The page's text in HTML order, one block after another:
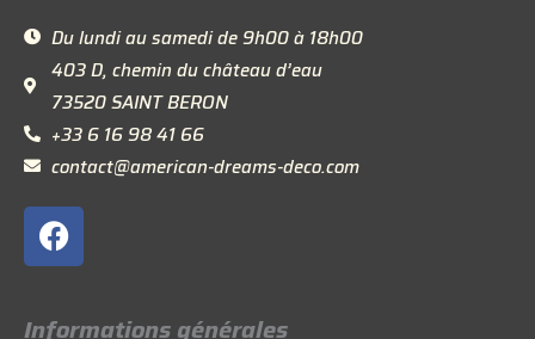
Du lundi au samedi de 9h00 à 18h00
403 D, chemin du château d’eau
73520 SAINT BERON
+33 6 16 98 41 66
contact@american-dreams-deco.com
F
a
c
e
Informations générales